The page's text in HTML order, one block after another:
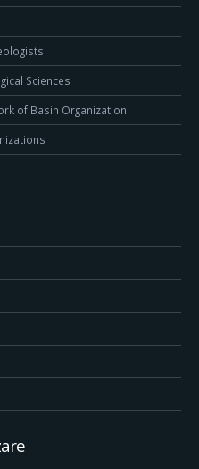
Sciences
of Basin Organization